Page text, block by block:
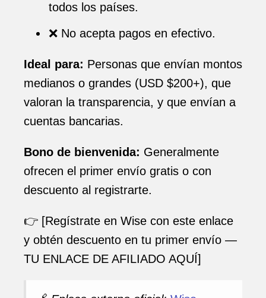
todos los países.
❌ No acepta pagos en efectivo.
Ideal para: Personas que envían montos
medianos o grandes (USD $200+), que
valoran la transparencia, y que envían a
cuentas bancarias.
Bono de bienvenida: Generalmente
ofrecen el primer envío gratis o con
descuento al registrarte.
👉 [Regístrate en Wise con este enlace
y obtén descuento en tu primer envío —
TU ENLACE DE AFILIADO AQUÍ]